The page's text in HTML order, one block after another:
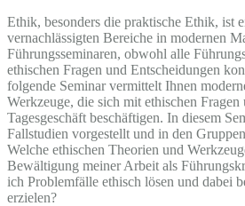
Ethik, besonders die praktische Ethik, ist
vernachlässigten Bereiche in modernen
Führungsseminaren, obwohl alle
ethischen Fragen und Entscheidungen
folgende Seminar vermittelt Ihnen
Werkzeuge, die sich mit ethischen
Tagesgeschäft beschäftigen. In diesem
Fallstudien vorgestellt und in den
Welche ethischen Theorien und
Bewältigung meiner Arbeit als
ich Problemfälle ethisch lösen und dabei
erzielen?